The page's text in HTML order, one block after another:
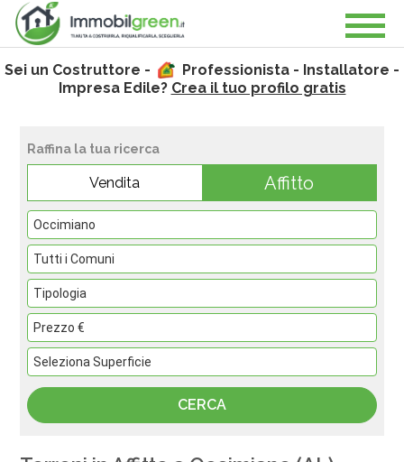
Sei un Costruttore -
Professionista - Installatore -
Impresa Edile? Crea il tuo profilo gratis
Raffina la tua ricerca
Vendita Affitto